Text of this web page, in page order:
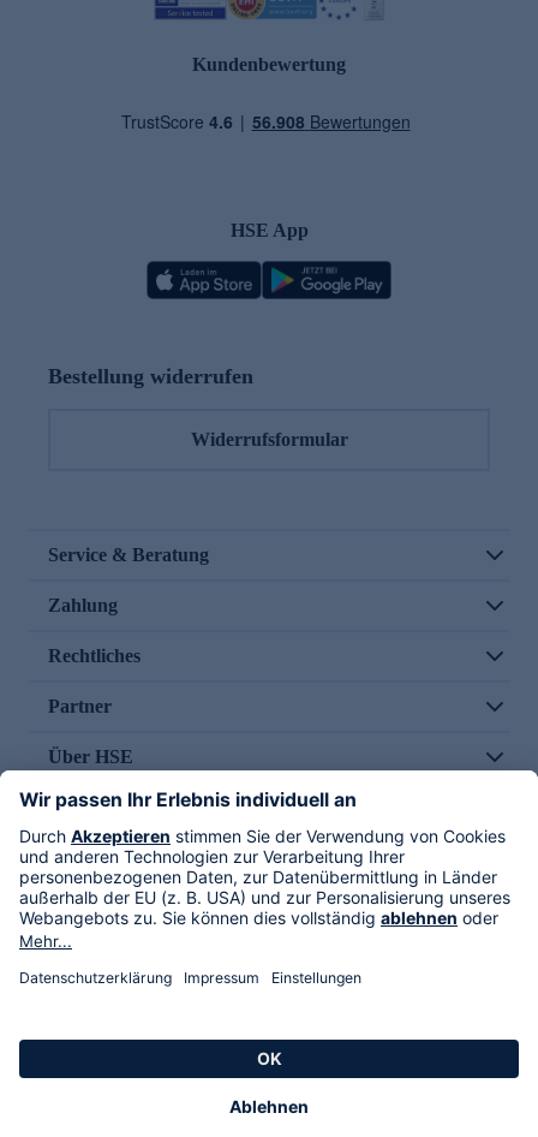
Kundenbewertung
HSE App
Bestellung widerrufen
Widerrufsformular
Service & Beratung
Zahlung
Rechtliches
Partner
Über HSE
Im TV
HSE International